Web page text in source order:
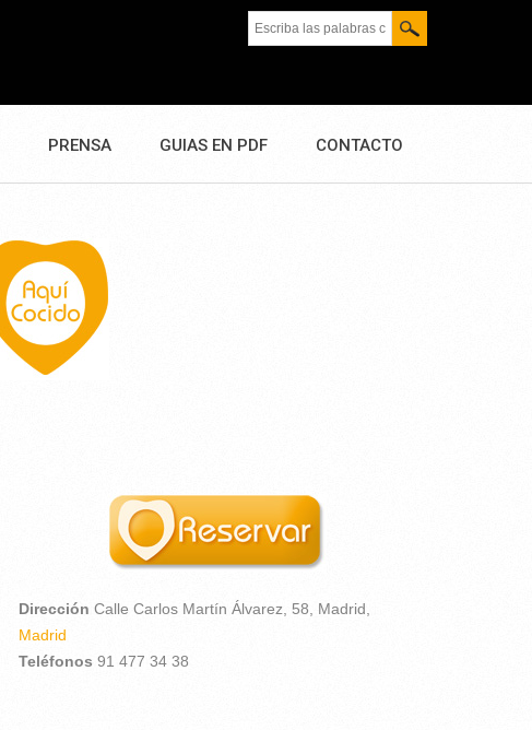
Escriba las palabras clave.
PRENSA GUIAS EN PDF CONTACTO
Dirección Calle Carlos Martín Álvarez, 58, Madrid,
Madrid
Teléfonos 91 477 34 38